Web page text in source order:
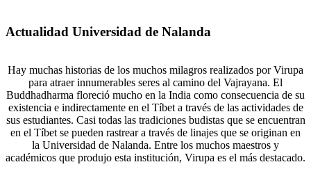
Actualidad Universidad de Nalanda
Hay muchas historias de los muchos milagros realizados por Virupa
para atraer innumerables seres al camino del Vajrayana. El
Buddhadharma floreció mucho en la India como consecuencia de su
existencia e indirectamente en el Tíbet a través de las actividades de
sus estudiantes. Casi todas las tradiciones budistas que se encuentran
en el Tíbet se pueden rastrear a través de linajes que se originan en
la Universidad de Nalanda. Entre los muchos maestros y
académicos que produjo esta institución, Virupa es el más destacado.